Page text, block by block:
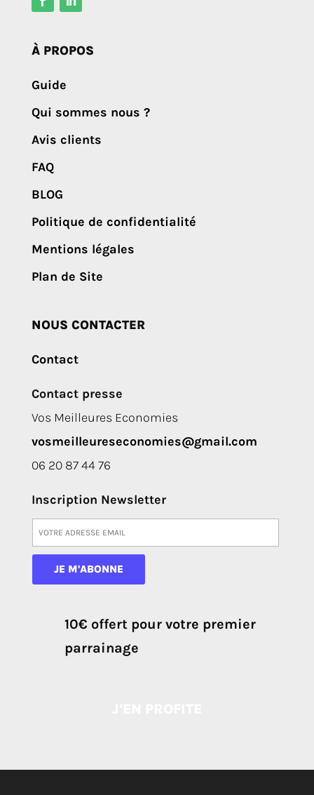
À PROPOS
Guide
Qui sommes nous ?
Avis clients
FAQ
BLOG
Politique de confidentialité
Mentions légales
Plan de Site
NOUS CONTACTER
Contact
Contact presse
Vos Meilleures Economies
vosmeilleureseconomies@gmail.com
06 20 87 44 76
Inscription Newsletter
10€ offert pour votre premier
parrainage